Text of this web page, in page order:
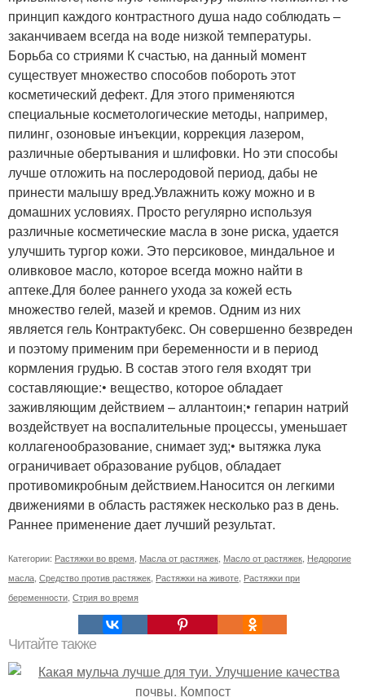
принцип каждого контрастного душа надо соблюдать –
заканчиваем всегда на воде низкой температуры.
Борьба со стриями К счастью, на данный момент
существует множество способов побороть этот
косметический дефект. Для этого применяются
специальные косметологические методы, например,
пилинг, озоновые инъекции, коррекция лазером,
различные обертывания и шлифовки. Но эти способы
лучше отложить на послеродовой период, дабы не
принести малышу вред.Увлажнить кожу можно и в
домашних условиях. Просто регулярно используя
различные косметические масла в зоне риска, удается
улучшить тургор кожи. Это персиковое, миндальное и
оливковое масло, которое всегда можно найти в
аптеке.Для более раннего ухода за кожей есть
множество гелей, мазей и кремов. Одним из них
является гель Контрактубекс. Он совершенно безвреден
и поэтому применим при беременности и в период
кормления грудью. В состав этого геля входят три
составляющие:• вещество, которое обладает
заживляющим действием – аллантоин;• гепарин натрий
воздействует на воспалительные процессы, уменьшает
коллагенообразование, снимает зуд;• вытяжка лука
ограничивает образование рубцов, обладает
противомикробным действием.Наносится он легкими
движениями в область растяжек несколько раз в день.
Раннее применение дает лучший результат.
Категории: Растяжки во время Масла от растяжек Масло от растяжек Недорогие
масла Средство против растяжек Растяжки на животе Растяжки при
беременности Стрия во время
Читайте также